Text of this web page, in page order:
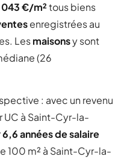
043 €/m²tous biens
enregistrées au
Lesmaisonsy sont
(26
: avec un revenu
UC à Saint-Cyr-la-
6,6 années de salaire
100 m² à Saint-Cyr-la-